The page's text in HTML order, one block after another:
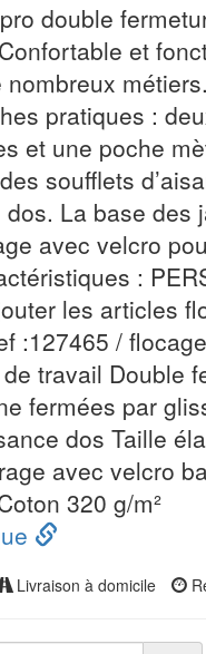
double
et
pratiques :
et une poche
soufflets
La base des
avec velcro
:
les articles
:127465 /
travail Double
fermées par
dos Taille
avec velcro
320 g/m²
Livraison à domicile